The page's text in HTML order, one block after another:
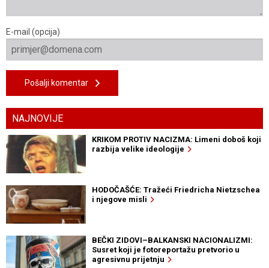
E-mail (opcija)
Pošalji komentar
NAJNOVIJE
KRIKOM PROTIV NACIZMA: Limeni doboš koji
razbija velike ideologije
HODOČAŠĆE: Tražeći Friedricha Nietzschea
i njegove misli
BEČKI ZIDOVI–BALKANSKI NACIONALIZMI:
Susret koji je fotoreportažu pretvorio u
agresivnu prijetnju